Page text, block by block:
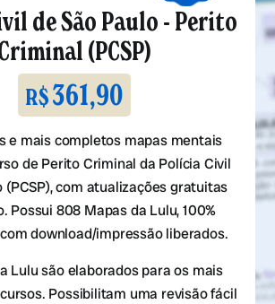
de São Paulo - Perito
(PCSP)
R$361,90
e mais completos mapas mentais
de Perito Criminal da Polícia Civil
(PCSP), com atualizações gratuitas
Possui 808 Mapas da Lulu, 100%
download/impressão liberados.
Lulu são elaborados para os mais
Possibilitam uma revisão fácil